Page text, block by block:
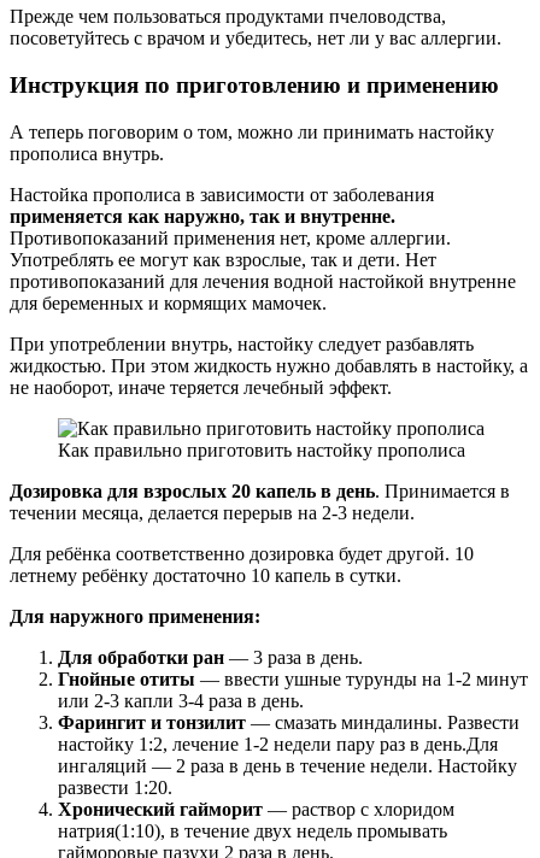
Прежде чем пользоваться продуктами пчеловодства,
посоветуйтесь с врачом и убедитесь, нет ли у вас аллергии.
Инструкция по приготовлению и применению
А теперь поговорим о том, можно ли принимать настойку
прополиса внутрь.
Настойка прополиса в зависимости от заболевания
применяется как наружно, так и внутренне.
Противопоказаний применения нет, кроме аллергии.
Употреблять ее могут как взрослые, так и дети. Нет
противопоказаний для лечения водной настойкой внутренне
для беременных и кормящих мамочек.
При употреблении внутрь, настойку следует разбавлять
жидкостью. При этом жидкость нужно добавлять в настойку, а
не наоборот, иначе теряется лечебный эффект.
Как правильно приготовить настойку прополиса
Дозировка для взрослых 20 капель в день. Принимается в
течении месяца, делается перерыв на 2-3 недели.
Для ребёнка соответственно дозировка будет другой. 10
летнему ребёнку достаточно 10 капель в сутки.
Для наружного применения:
Для обработки ран — 3 раза в день.
Гнойные отиты — ввести ушные турунды на 1-2 минут
или 2-3 капли 3-4 раза в день.
Фарингит и тонзилит — смазать миндалины. Развести
настойку 1:2, лечение 1-2 недели пару раз в день.Для
ингаляций — 2 раза в день в течение недели. Настойку
развести 1:20.
Хронический гайморит — раствор с хлоридом
натрия(1:10), в течение двух недель промывать
гайморовые пазухи 2 раза в день.